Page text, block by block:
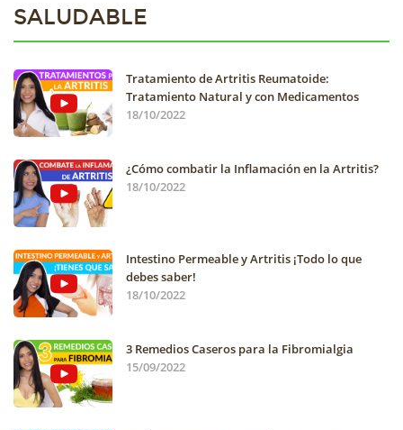
SALUDABLE
Tratamiento de Artritis Reumatoide:
Tratamiento Natural y con Medicamentos
18/10/2022
¿Cómo combatir la Inflamación en la Artritis?
18/10/2022
Intestino Permeable y Artritis ¡Todo lo que
debes saber!
18/10/2022
3 Remedios Caseros para la Fibromialgia
15/09/2022